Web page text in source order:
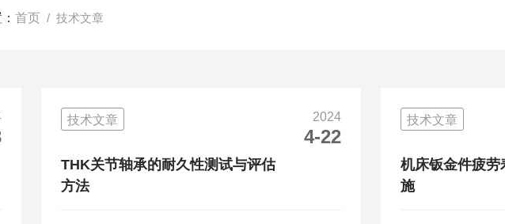
：首页 / 技术文章
技术文章 2024
4-22
THK关节轴承的耐久性测试与评估
方法
技术文章
机床钣金件疲
施